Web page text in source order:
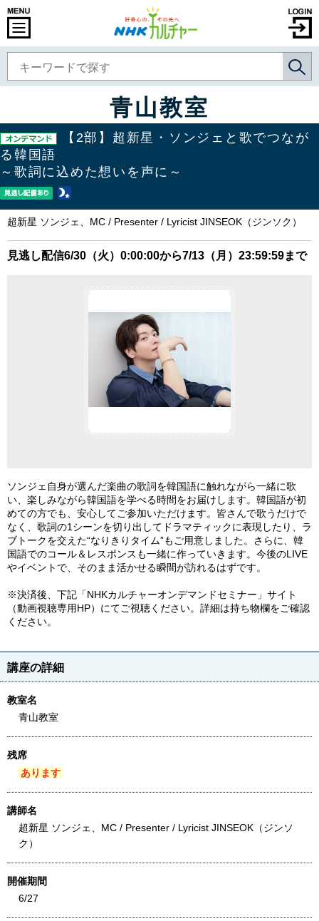
青山教室
【2部】超新星・ソンジェと歌でつなが
る韓国語
～歌詞に込めた想いを声に～
超新星 ソンジェ、MC / Presenter / Lyricist JINSEOK（ジンソク）
見逃し配信6/30（火）0:00:00から7/13（月）23:59:59まで
ソンジェ自身が選んだ楽曲の歌詞を韓国語に触れながら一緒に歌
い、楽しみながら韓国語を学べる時間をお届けします。韓国語が初
めての方でも、安心してご参加いただけます。皆さんで歌うだけで
なく、歌詞の1シーンを切り出してドラマティックに表現したり、ラ
ブトークを交えた“なりきりタイム”もご用意しました。さらに、韓
国語でのコール＆レスポンスも一緒に作っていきます。今後のLIVE
やイベントで、そのまま活かせる瞬間が訪れるはずです。
※決済後、下記「NHKカルチャーオンデマンドセミナー」サイト
（動画視聴専用HP）にてご視聴ください。詳細は持ち物欄をご確認
ください。
講座の詳細
教室名
青山教室
残席
あります
講師名
超新星 ソンジェ、MC / Presenter / Lyricist JINSEOK（ジンソ
ク）
開催期間
6/27